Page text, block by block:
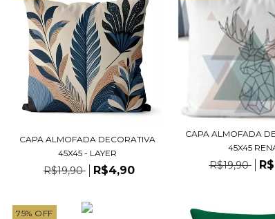
CAPA ALMOFADA DECORATIVA
45X45 - LAYER
R$19,90 R$4,90
CAPA ALMOFADA
45X45
R$19,90
75% OFF